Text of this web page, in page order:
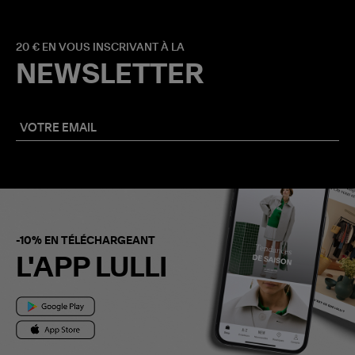
20 € EN VOUS INSCRIVANT À LA
NEWSLETTER
-10% EN TÉLÉCHARGEANT
L'APP LULLI